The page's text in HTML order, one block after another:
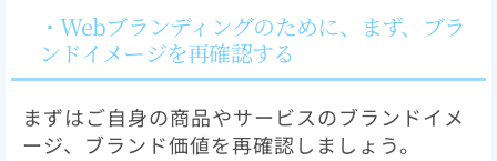
・Webブランディングのために、まず、ブラ
ンドイメージを再確認する
まずはご自身の商品やサービスのブランドイメ
ージ、ブランド価値を再確認しましょう。